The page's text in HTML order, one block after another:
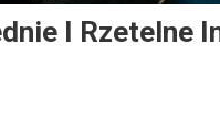
I Rzetelne